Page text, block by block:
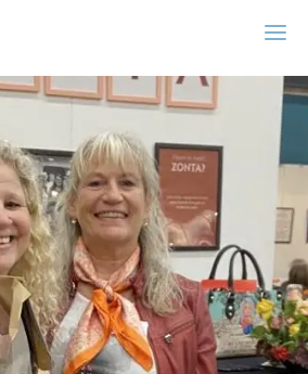
Hillerød